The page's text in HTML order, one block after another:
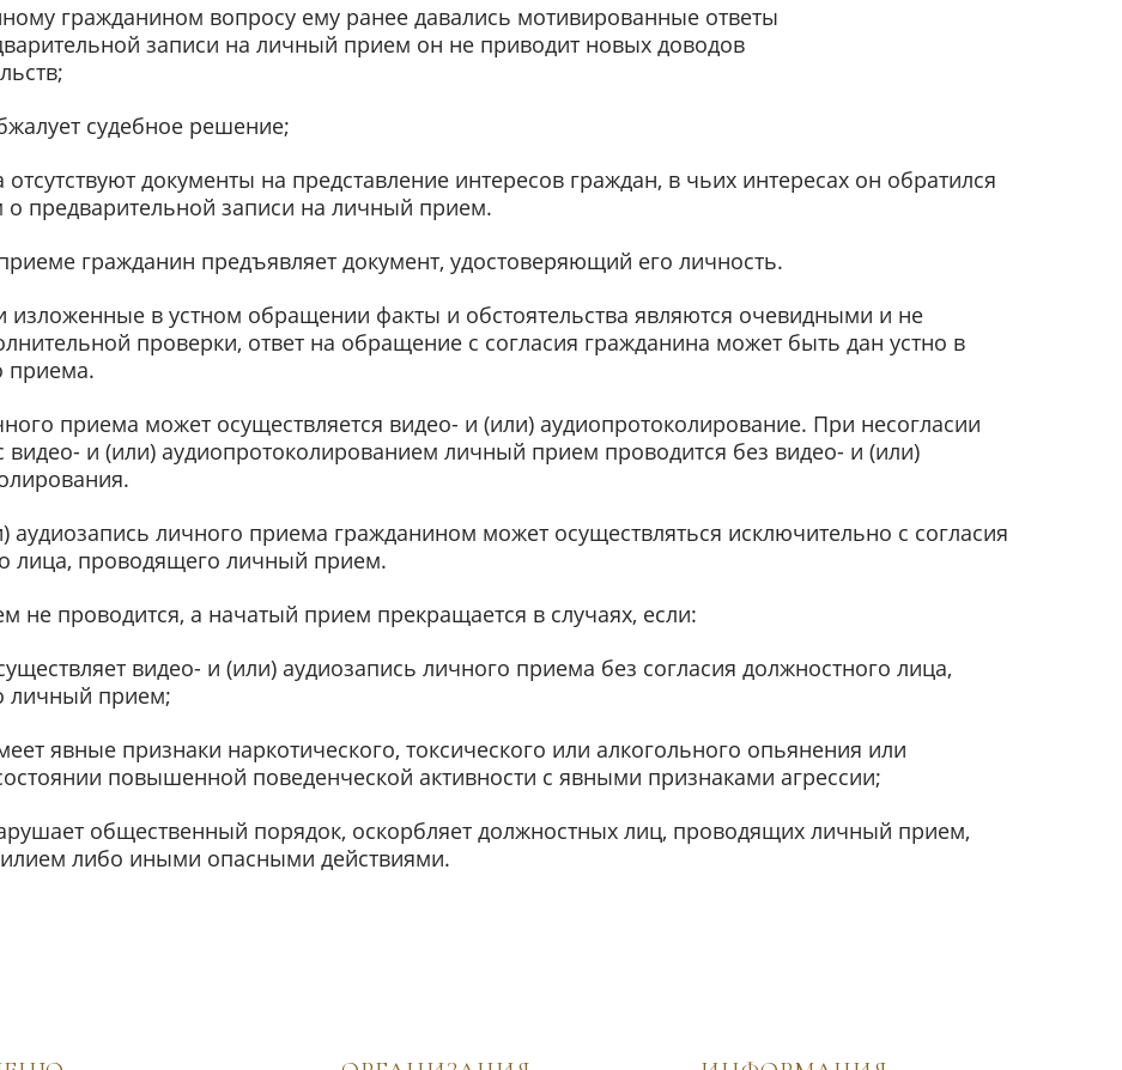
гражданином вопросу ему ранее давались мотивированные ответы
записи на личный прием он не приводит новых доводов
судебное решение;
документы на представление интересов граждан, в чьих интересах он обратился
о предварительной записи на личный прием.
гражданин предъявляет документ, удостоверяющий его личность.
изложенные в устном обращении факты и обстоятельства являются очевидными и не
проверки, ответ на обращение с согласия гражданина может быть дан устно в
приема.
приема может осуществляется видео- и (или) аудиопротоколирование. При несогласии
видео- и (или) аудиопротоколированием личный прием проводится без видео- и (или)
аудиозапись личного приема гражданином может осуществляться исключительно с согласия
лица, проводящего личный прием.
не проводится, а начатый прием прекращается в случаях, если:
видео- и (или) аудиозапись личного приема без согласия должностного лица,
личный прием;
явные признаки наркотического, токсического или алкогольного опьянения или
повышенной поведенческой активности с явными признаками агрессии;
общественный порядок, оскорбляет должностных лиц, проводящих личный прием,
либо иными опасными действиями.